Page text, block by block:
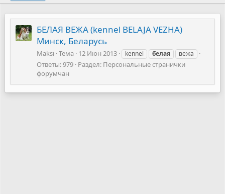
БЕЛАЯ ВЕЖА (kennel BELAJA VEZHA)
Минск, Беларусь
Maksi Тема 12 Июн 2013 kennel белая вежа
Ответы: 979 Раздел: Персональные странички
форумчан